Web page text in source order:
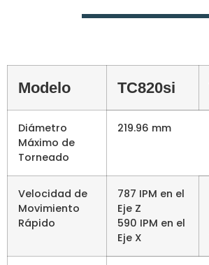
Modelo TC820si
Diámetro
Máximo de
Torneado
219.96 mm
Velocidad de
Movimiento
Rápido
787 IPM en el
Eje Z
590 IPM en el
Eje X